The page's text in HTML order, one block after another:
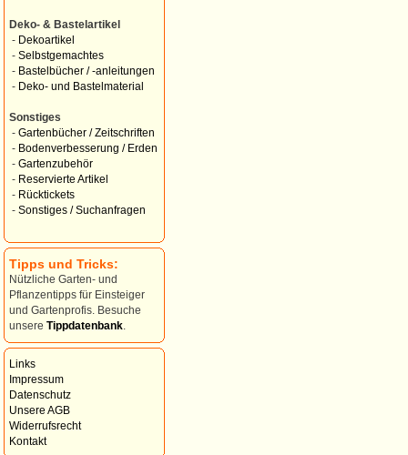
Deko- & Bastelartikel
- Dekoartikel
- Selbstgemachtes
- Bastelbücher / -anleitungen
- Deko- und Bastelmaterial
Sonstiges
- Gartenbücher / Zeitschriften
- Bodenverbesserung / Erden
- Gartenzubehör
- Reservierte Artikel
- Rücktickets
- Sonstiges / Suchanfragen
Tipps und Tricks:
Nützliche Garten- und
Pflanzentipps für Einsteiger
und Gartenprofis. Besuche
unsere Tippdatenbank
Links
Impressum
Datenschutz
Unsere AGB
Widerrufsrecht
Kontakt